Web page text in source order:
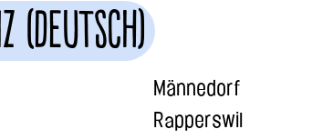
(Deutsch)
Männedorf
Rapperswil